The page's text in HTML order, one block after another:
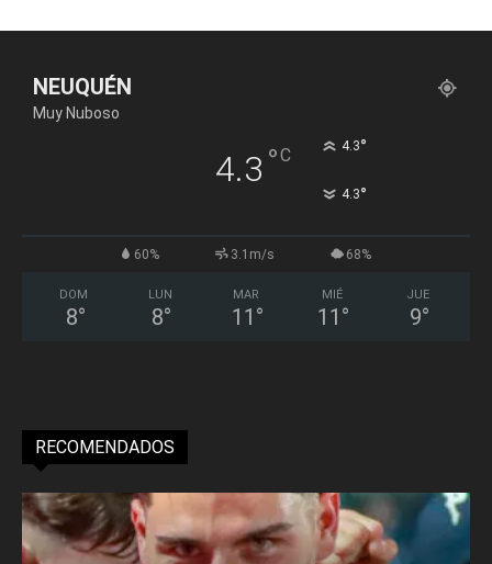
NEUQUÉN
Muy Nuboso
4.3 °C 4.3°
4.3°
60% 3.1m/s 68%
DOM
8°
LUN
8°
MAR
11 °
MIÉ
11 °
JUE
9°
RECOMENDADOS